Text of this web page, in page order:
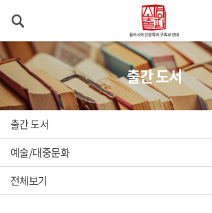
출간 도서
출간 도서
예술/대중문화
전체보기